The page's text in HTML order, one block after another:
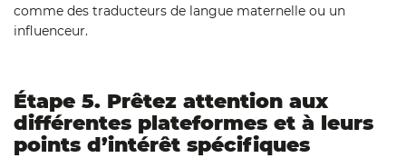
comme des traducteurs de langue maternelle ou un
influenceur.
Étape 5. Prêtez attention aux
différentes plateformes et à leurs
points d’intérêt spécifiques